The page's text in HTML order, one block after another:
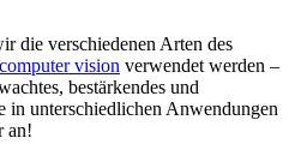
die verschiedenen Arten des
computer vision verwendet werden –
bestärkendes und
in unterschiedlichen Anwendungen
an!